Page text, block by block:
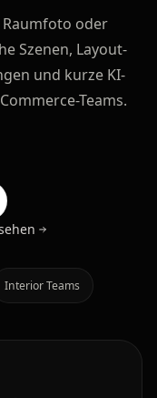
Raumfoto oder
Szenen, Layout-
und kurze KI-
Teams.
Interior Teams